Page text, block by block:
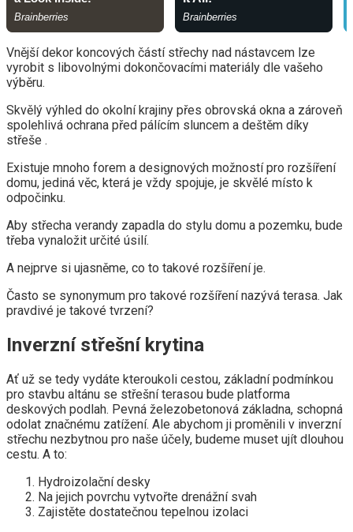
Vnější dekor koncových částí střechy nad nástavcem lze
vyrobit s libovolnými dokončovacími materiály dle vašeho
výběru.
Skvělý výhled do okolní krajiny přes obrovská okna a zároveň
spolehlivá ochrana před pálícím sluncem a deštěm díky
střeše .
Existuje mnoho forem a designových možností pro rozšíření
domu, jediná věc, která je vždy spojuje, je skvělé místo k
odpočinku.
Aby střecha verandy zapadla do stylu domu a pozemku, bude
třeba vynaložit určité úsilí.
A nejprve si ujasněme, co to takové rozšíření je.
Často se synonymum pro takové rozšíření nazývá terasa. Jak
pravdivé je takové tvrzení?
Inverzní střešní krytina
Ať už se tedy vydáte kteroukoli cestou, základní podmínkou
pro stavbu altánu se střešní terasou bude platforma
deskových podlah. Pevná železobetonová základna, schopná
odolat značnému zatížení. Ale abychom ji proměnili v inverzní
střechu nezbytnou pro naše účely, budeme muset ujít dlouhou
cestu. A to:
Hydroizolační desky
Na jejich povrchu vytvořte drenážní svah
Zajistěte dostatečnou tepelnou izolaci